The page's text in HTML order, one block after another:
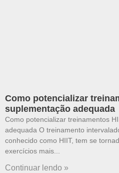
Como potencializar
suplementação adequada
Como potencializar treinamentos
adequada O treinamento
conhecido como HIIT, tem se
exercícios mais
Continuar lendo »